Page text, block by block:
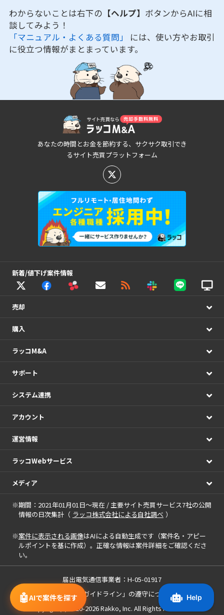
🤖AIで案件を探す
わからないことは右下の 【ヘルプ】 ボタンからAIに相
談してみよう！
「マニュアル・よくある質問」 には、使い方やお取引
に役立つ情報がまとまっています。
あなたの時間とお金を節約する、サクサク取引でき
るサイト売買プラットフォーム
新着/値下げ案件情報
売却
購入
ラッコM&A
サポート
システム連携
アカウント
運営情報
ラッコWebサービス
メディア
※期間：2021年01月01日～現在 / 主要サイト売買サービス7社の公開
情報の日次集計（ ラッコ株式会社による自社調べ ）
※案件に表示される画像はAIによる自動生成です（案件名・アピー
ルポイントを基に作成）。正確な情報は案件詳細をご確認くださ
い。
届出電気通信事業者：H-05-01917
「中小M&Aガイドライン」の遵守について
Copyright(c) 2020-2026Rakko, Inc. All Rights Reserved.